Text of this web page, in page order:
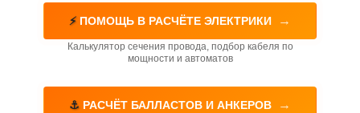
⚡ ПОМОЩЬ В РАСЧЁТЕ ЭЛЕКТРИКИ →
Калькулятор сечения провода, подбор кабеля по
мощности и автоматов
⚓ РАСЧЁТ БАЛЛАСТОВ И АНКЕРОВ →